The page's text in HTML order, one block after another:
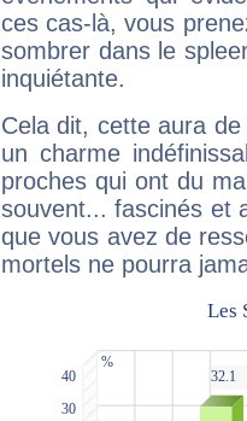
ces cas-là, vous
sombrer dans le
inquiétante.
Cela dit, cette aura
un charme
proches qui ont du
souvent... fascinés et
que vous avez de
mortels ne pourra